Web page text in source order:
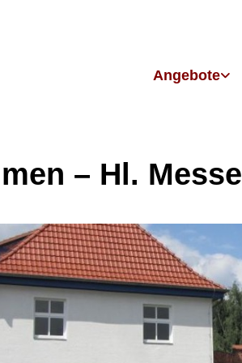
Angebote
– Hl. Messe